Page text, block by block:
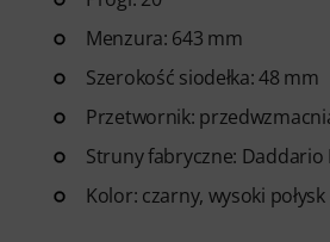
Menzura: 643 mm
Szerokość siodełka: 48 mm
Przetwornik:
Struny fabryczne: Daddario
Kolor: czarny, wysoki połysk